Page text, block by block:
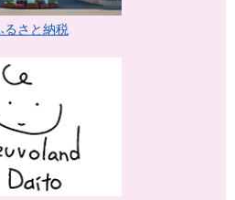
るさと納税